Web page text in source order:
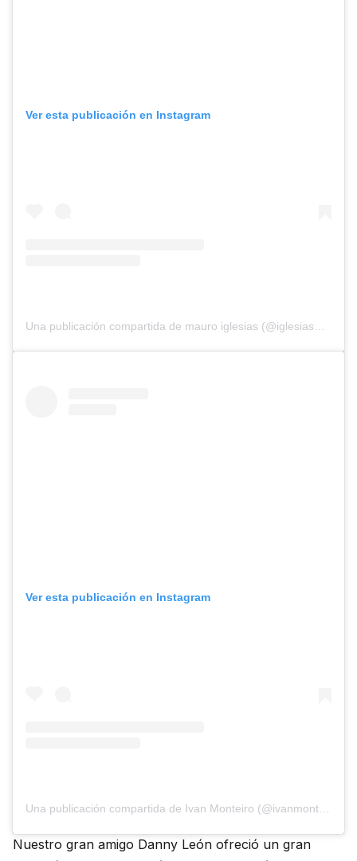
Ver esta publicación en Instagram
Ver esta publicación en Instagram
Una publicación compartida de Ivan Monteiro (@ivanmonteirosk8)
Nuestro gran amigo Danny León ofreció un gran